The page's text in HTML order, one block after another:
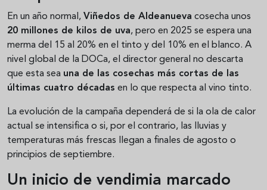
En un año normal, Viñedos de Aldeanueva cosecha unos
20 millones de kilos de uva, pero en 2025 se espera una
merma del 15 al 20% en el tinto y del 10% en el blanco. A
nivel global de la DOCa, el director general no descarta
que esta sea una de las cosechas más cortas de las
últimas cuatro décadas en lo que respecta al vino tinto.
La evolución de la campaña dependerá de si la ola de calor
actual se intensifica o si, por el contrario, las lluvias y
temperaturas más frescas llegan a finales de agosto o
principios de septiembre.
Un inicio de vendimia marcado